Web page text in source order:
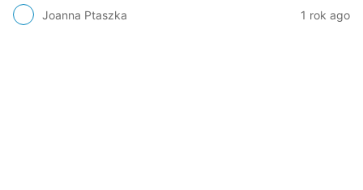
Joanna Ptaszka 1 rok ago